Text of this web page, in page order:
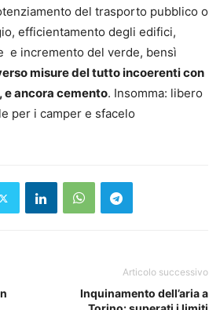
del trasporto pubblico o
efficientamento degli edifici,
e incremento del verde, bensì
misure del tutto incoerenti con
e ancora cemento. Insomma: libero
per i camper e sfacelo
Articolo successivo
Inquinamento dell’aria a